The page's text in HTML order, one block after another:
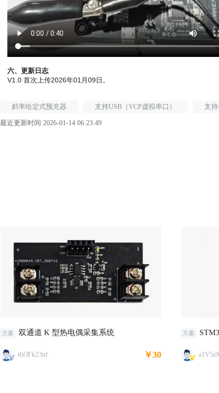
六、更新日志
V1.0 首次上传2026年01月09日。
斜率给定式预充器 支持USB（VCP虚拟串口） 支
最近更新时间 2026-01-14 06:23:49
方案 双通道 K 型热电偶采集系统
t6fJFk23nf ￥30
方案